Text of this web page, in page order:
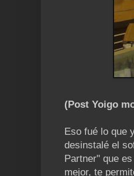
(Post Yoigo
Eso fué lo que
desinstalé el
Partner" que
mejor, te